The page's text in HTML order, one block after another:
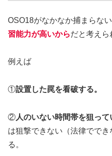
OSO18がなかなか捕まらな
習能力が高いからだと考えら
例えば
①設置した罠を看破する。
②人のいない時間帯を狙って
は狙撃できない（法律でで
る。